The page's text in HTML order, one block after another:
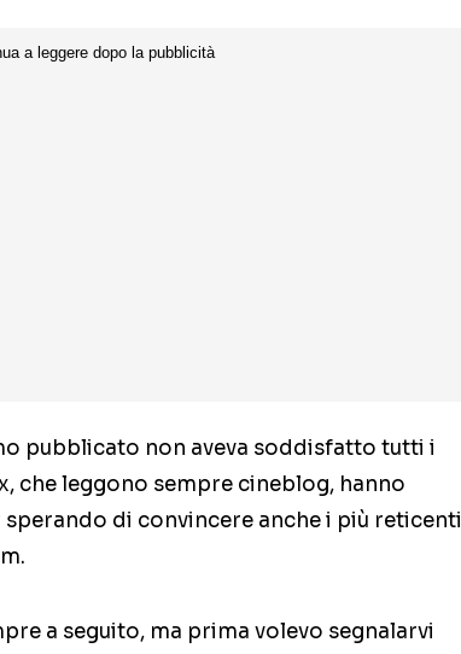
pubblicato non aveva soddisfatto tutti i
che leggono sempre cineblog, hanno
di convincere anche i più reticenti
a seguito, ma prima volevo segnalarvi